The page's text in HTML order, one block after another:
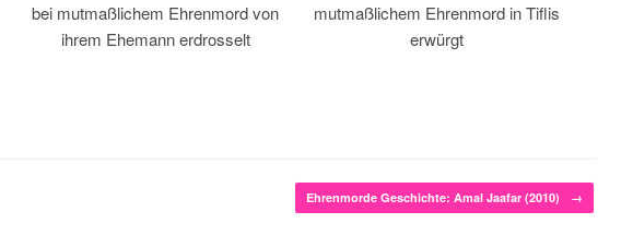
bei mutmaßlichem Ehrenmord von
ihrem Ehemann erdrosselt
mutmaßlichem Ehrenmord in Tiflis
erwürgt
Ehrenmorde Geschichte: Amal Jaafar (2010) →